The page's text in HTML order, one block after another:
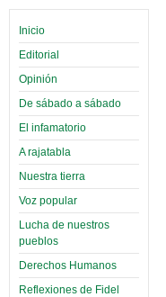
Inicio
Editorial
Opinión
De sábado a sábado
El infamatorio
A rajatabla
Nuestra tierra
Voz popular
Lucha de nuestros
pueblos
Derechos Humanos
Reflexiones de Fidel